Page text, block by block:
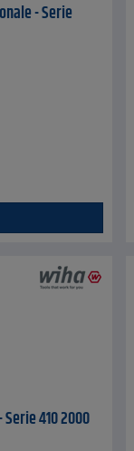
- Serie
410 2000